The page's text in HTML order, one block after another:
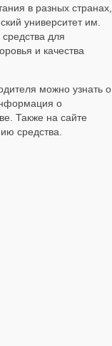
в разных странах,
университет им.
для
и качества
можно узнать о
о
Также на сайте
средства.